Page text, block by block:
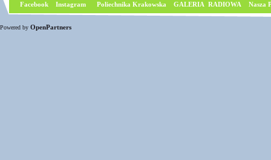
Facebook Instagram Poliechnika Krakowska GALERIA RADIOWA Nasza
Powered by OpenPartners